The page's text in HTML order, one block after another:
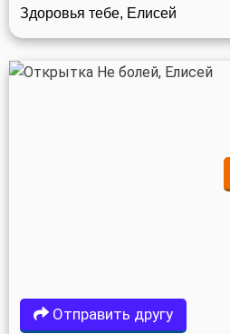
Здоровья тебе, Елисей
Отправить другу